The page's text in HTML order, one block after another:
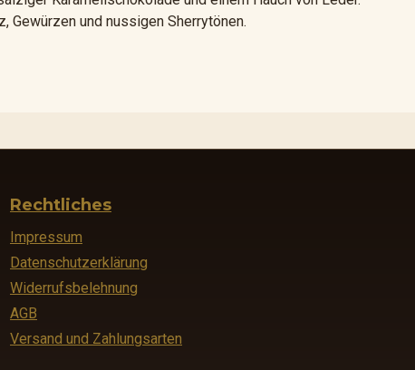
Gewürzen und nussigen Sherrytönen.
Rechtliches
Impressum
Datenschutzerklärung
Widerrufsbelehnung
AGB
Versand und Zahlungsarten